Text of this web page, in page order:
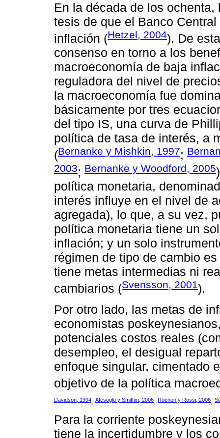
En la década de los
tesis de que el Banco
inflación (Hetzel, 2004). De
consenso en torno a los
macroeconomía de baja
reguladora del nivel de
la macroeconomía fue
básicamente por tres
del tipo IS, una curva de
política de tasa de interés, a
(Bernanke y Mishkin, 1997;
2003; Bernanke y Woodford, 2005
política monetaria,
interés influye en el nivel de
agregada), lo que, a su vez,
política monetaria tiene un
inflación; y un solo
régimen de tipo de cambio
tiene metas intermedias ni
cambiarios (Svensson, 2001).
Por otro lado, las metas de
economistas
potenciales costos reales
desempleo, el desigual
enfoque singular, cimentado
objetivo de la política
Davidson, 1994; Atesoglu y Smithin, 2006; Rochon y Rossi, 2006;
Para la corriente
tiene la incertidumbre y los